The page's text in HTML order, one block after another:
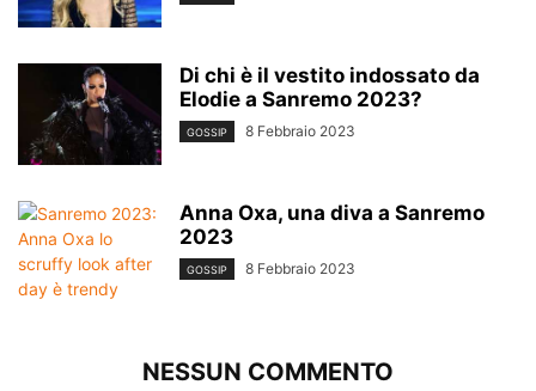
Di chi è il vestito indossato da
Elodie a Sanremo 2023?
GOSSIP 8 Febbraio 2023
Anna Oxa, una diva a Sanremo
2023
GOSSIP 8 Febbraio 2023
NESSUN COMMENTO